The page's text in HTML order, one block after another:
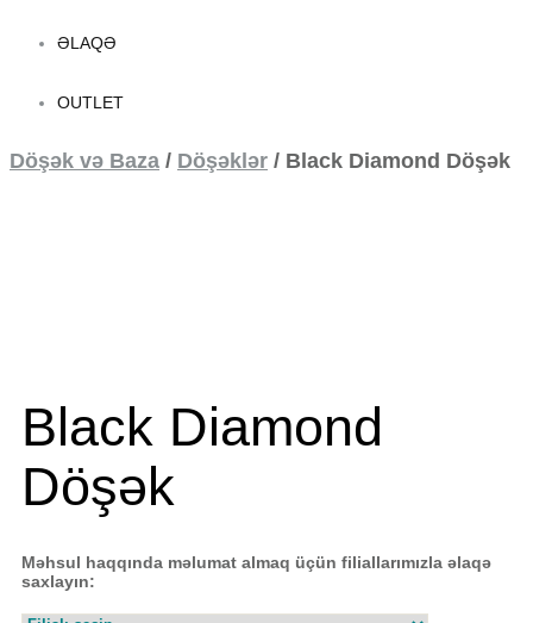
ƏLAQƏ
OUTLET
Döşək və Baza / Döşəklər / Black Diamond Döşək
Black Diamond
Döşək
Məhsul haqqında məlumat almaq üçün filiallarımızla əlaqə
saxlayın: